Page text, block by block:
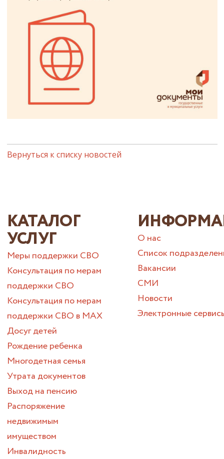
Вернуться к списку новостей
КАТАЛОГ
УСЛУГ
Меры поддержки СВО
Консультация по мерам
поддержки СВО
Консультация по мерам
поддержки СВО в МАХ
Досуг детей
Рождение ребенка
Многодетная семья
Утрата документов
Выход на пенсию
Распоряжение
недвижимым
имуществом
Инвалидность
О нас
Список
Вакансии
СМИ
Новости
Электронные